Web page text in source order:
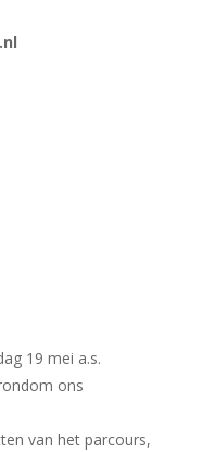
19 mei a.s.
ons
van het parcours,